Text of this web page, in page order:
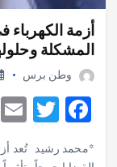
أزمة
المشكلة
وطن برس
F
T
w
*محمد رشيد تُعد